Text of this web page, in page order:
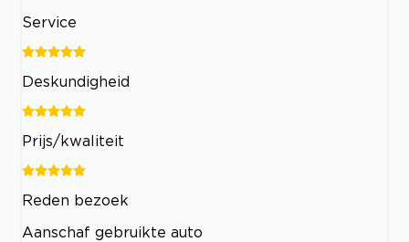
Service
Deskundigheid
Prijs/kwaliteit
Reden bezoek
Aanschaf gebruikte auto